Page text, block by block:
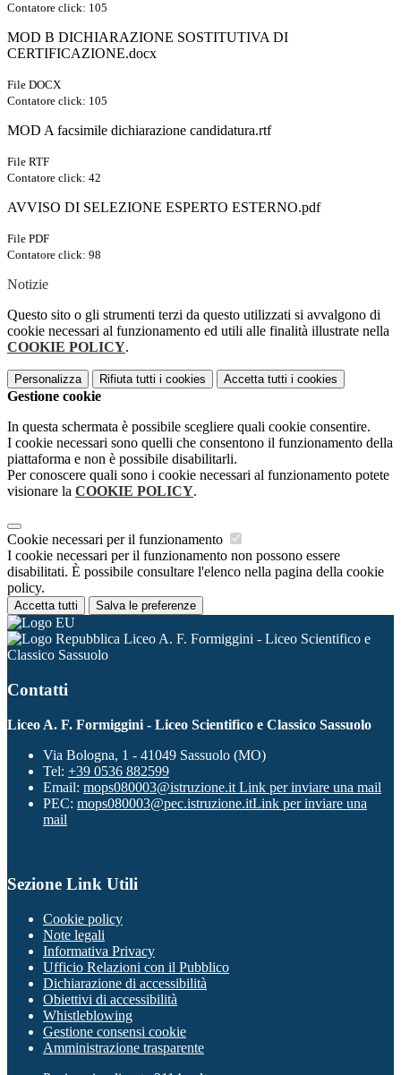
Contatore click: 105
MOD B DICHIARAZIONE SOSTITUTIVA DI
CERTIFICAZIONE.docx
File DOCX
Contatore click: 105
MOD A facsimile dichiarazione candidatura.rtf
File RTF
Contatore click: 42
AVVISO DI SELEZIONE ESPERTO ESTERNO.pdf
File PDF
Contatore click: 98
Notizie
Questo sito o gli strumenti terzi da questo utilizzati si avvalgono di
cookie necessari al funzionamento ed utili alle finalità illustrate nella
COOKIE POLICY.
Personalizza Rifiuta tutti i cookies Accetta tutti i cookies
Gestione cookie
In questa schermata è possibile scegliere quali cookie consentire.
I cookie necessari sono quelli che consentono il funzionamento della
piattaforma e non è possibile disabilitarli.
Per conoscere quali sono i cookie necessari al funzionamento potete
visionare la COOKIE POLICY.
Cookie necessari per il funzionamento
I cookie necessari per il funzionamento non possono essere
disabilitati. È possibile consultare l'elenco nella pagina della cookie
policy.
Accetta tutti Salva le preferenze
Liceo A. F. Formiggini - Liceo Scientifico e
Classico Sassuolo
Contatti
Liceo A. F. Formiggini - Liceo Scientifico e Classico Sassuolo
Via Bologna, 1 - 41049 Sassuolo (MO)
Tel: +39 0536 882599
Email: mops080003@istruzione.it Link per inviare una mail
PEC: mops080003@pec.istruzione.itLink per inviare una
mail
Sezione Link Utili
Cookie policy
Note legali
Informativa Privacy
Ufficio Relazioni con il Pubblico
Dichiarazione di accessibilità
Obiettivi di accessibilità
Whistleblowing
Gestione consensi cookie
Amministrazione trasparente